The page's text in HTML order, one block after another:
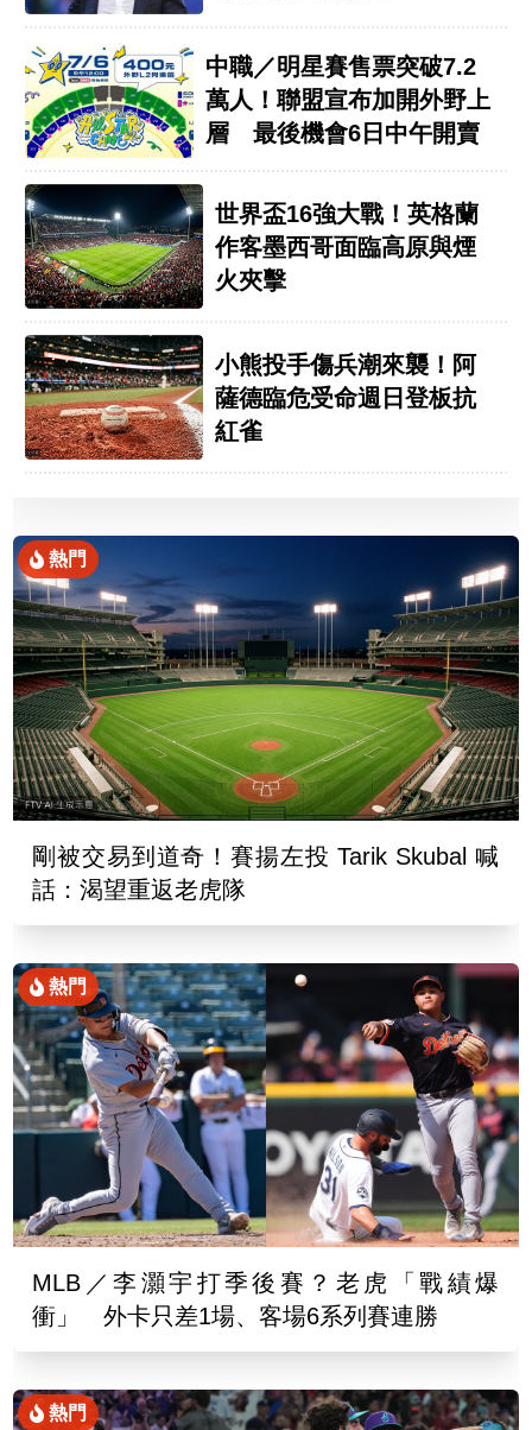
中職／明星賽售票突破7.2
萬人！聯盟宣布加開外野上
層 最後機會6日中午開賣
世界盃16強大戰！英格蘭
作客墨西哥面臨高原與煙
火夾擊
小熊投手傷兵潮來襲！阿
薩德臨危受命週日登板抗
紅雀
熱門
剛被交易到道奇！賽揚左投 Tarik Skubal 喊
話：渴望重返老虎隊
熱門
MLB／李灝宇打季後賽？老虎「戰績爆
衝」 外卡只差1場、客場6系列賽連勝
熱門